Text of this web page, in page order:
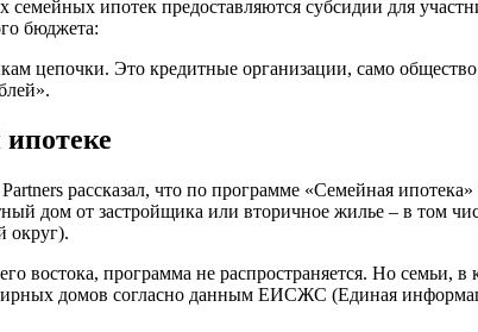
ипотек предоставляются субсидии для
бюджета:
цепочки. Это кредитные организации, само
рассказал, что по программе «Семейная
дом от застройщика или вторичное жилье – в том
округ).
востока, программа не распространяется. Но семьи,
домов согласно данным ЕИСЖС (Единая